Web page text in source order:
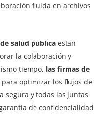
fluida en archivos
salud pública están
la colaboración y
tiempo, las firmas de
optimizar los flujos de
segura y todas las juntas
de confidencialidad